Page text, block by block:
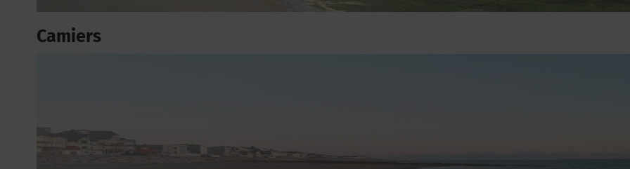
Camiers